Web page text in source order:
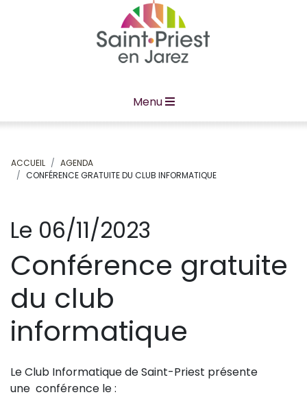
Menu
ACCUEIL
AGENDA
CONFÉRENCE GRATUITE DU CLUB INFORMATIQUE
Le 06/11/2023
Conférence gratuite
du club
informatique
Le Club Informatique de Saint-Priest présente
une conférence le :